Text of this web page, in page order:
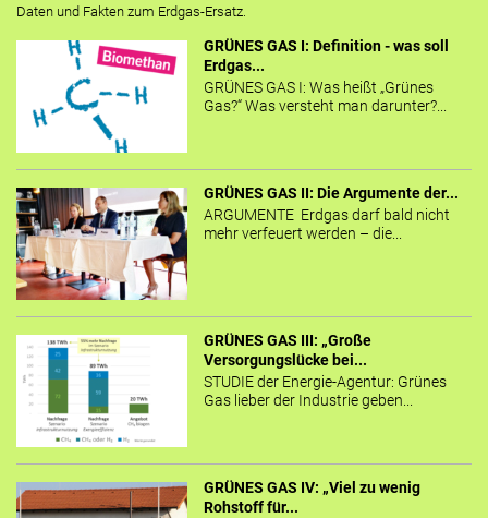
Daten und Fakten zum Erdgas-Ersatz.
GRÜNES GAS I: Definition - was soll
Erdgas...
GRÜNES GAS I: Was heißt „Grünes
Gas?“ Was versteht man darunter?...
GRÜNES GAS II: Die Argumente der...
ARGUMENTE Erdgas darf bald nicht
mehr verfeuert werden – die...
GRÜNES GAS III: „Große
Versorgungslücke bei...
STUDIE der Energie-Agentur: Grünes
Gas lieber der Industrie geben...
GRÜNES GAS IV: „Viel zu wenig
Rohstoff für...